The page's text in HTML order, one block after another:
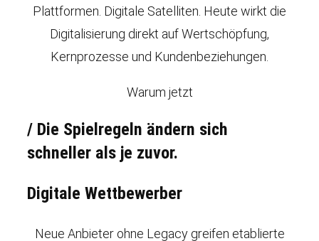
Plattformen. Digitale Satelliten. Heute wirkt die
Digitalisierung direkt auf Wertschöpfung,
Kernprozesse und Kundenbeziehungen.
Warum jetzt
/ Die Spielregeln ändern sich
schneller als je zuvor.
Digitale Wettbewerber
Neue Anbieter ohne Legacy greifen etablierte